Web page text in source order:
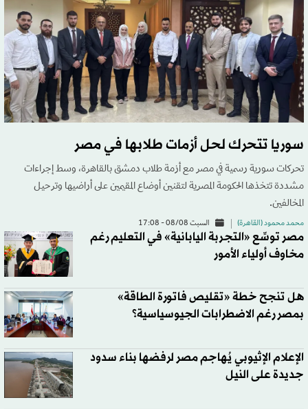
سوريا تتحرك لحل أزمات طلابها في مصر
تحركات سورية رسمية في مصر مع أزمة طلاب دمشق بالقاهرة، وسط إجراءات
مشددة تتخذها الحكومة المصرية لتقنين أوضاع المقيمين على أراضيها وترحيل
المخالفين.
محمد محمود (القاهرة) السبت 08/08 - 17:08
مصر توسِّع «التجربة اليابانية» في التعليم رغم
مخاوف أولياء الأمور
هل تنجح خطة «تقليص فاتورة الطاقة»
بمصر رغم الاضطرابات الجيوسياسية؟
الإعلام الإثيوبي يُهاجم مصر لرفضها بناء سدود
جديدة على النيل